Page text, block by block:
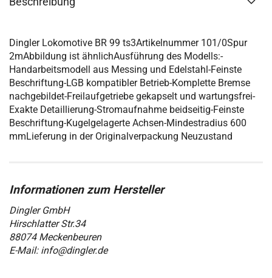
Dingler Lokomotive BR 99 ts3Artikelnummer 101/0Spur
2mAbbildung ist ähnlichAusführung des Modells:-
Handarbeitsmodell aus Messing und Edelstahl-Feinste
Beschriftung-LGB kompatibler Betrieb-Komplette Bremse
nachgebildet-Freilaufgetriebe gekapselt und wartungsfrei-
Exakte Detaillierung-Stromaufnahme beidseitig-Feinste
Beschriftung-Kugelgelagerte Achsen-Mindestradius 600
mmLieferung in der Originalverpackung Neuzustand
Dingler GmbH
Hirschlatter Str.34
88074 Meckenbeuren
E-Mail: info@dingler.de